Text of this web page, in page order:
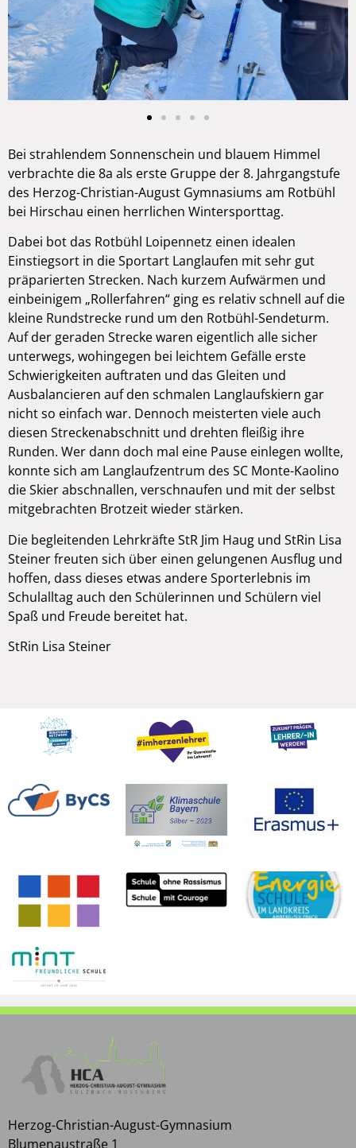
Bei strahlendem Sonnenschein und blauem Himmel
verbrachte die 8a als erste Gruppe der 8. Jahrgangstufe
des Herzog-Christian-August Gymnasiums am Rotbühl
bei Hirschau einen herrlichen Wintersporttag.
Dabei bot das Rotbühl Loipennetz einen idealen
Einstiegsort in die Sportart Langlaufen mit sehr gut
präparierten Strecken. Nach kurzem Aufwärmen und
einbeinigem „Rollerfahren“ ging es relativ schnell auf die
kleine Rundstrecke rund um den Rotbühl-Sendeturm.
Auf der geraden Strecke waren eigentlich alle sicher
unterwegs, wohingegen bei leichtem Gefälle erste
Schwierigkeiten auftraten und das Gleiten und
Ausbalancieren auf den schmalen Langlaufskiern gar
nicht so einfach war. Dennoch meisterten viele auch
diesen Streckenabschnitt und drehten fleißig ihre
Runden. Wer dann doch mal eine Pause einlegen wollte,
konnte sich am Langlaufzentrum des SC Monte-Kaolino
die Skier abschnallen, verschnaufen und mit der selbst
mitgebrachten Brotzeit wieder stärken.
Die begleitenden Lehrkräfte StR Jim Haug und StRin Lisa
Steiner freuten sich über einen gelungenen Ausflug und
hoffen, dass dieses etwas andere Sporterlebnis im
Schulalltag auch den Schülerinnen und Schülern viel
Spaß und Freude bereitet hat.
StRin Lisa Steiner
Herzog-Christian-August-Gymnasium
Blumenaustraße 1